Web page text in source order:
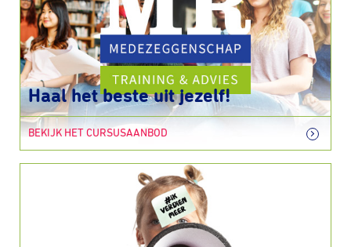
Haal het beste uit jezelf!
BEKIJK HET CURSUSAANBOD